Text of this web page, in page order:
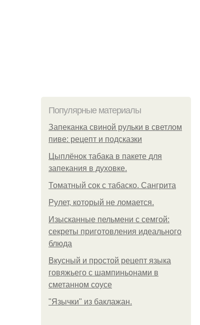
Популярные материалы
Запеканка свиной рульки в светлом
пиве: рецепт и подсказки
Цыплёнок табака в пакете для
запекания в духовке.
Томатный сок с табаско. Сангрита
Рулет, который не ломается.
Изысканные пельмени с семгой:
секреты приготовления идеального
блюда
Вкусный и простой рецепт языка
говяжьего с шампиньонами в
сметанном соусе
"Язычки" из баклажан.